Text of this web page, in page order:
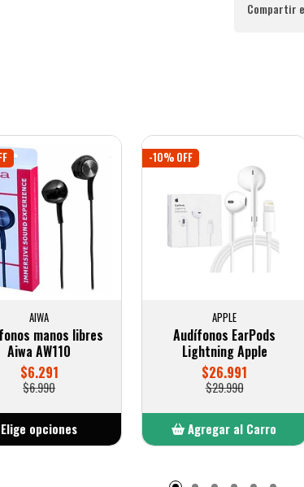
Compartir
AIWA
manos libres
Aiwa AW110
$6.291
$6.990
Elige opciones
-10% OFF
APPLE
Audífonos EarPods
Lightning Apple
$26.991
$29.990
Agregar al Carro